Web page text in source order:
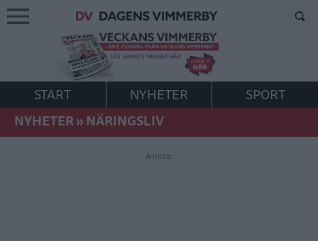
START NYHETER
SPORT
NYHETER»NÄRINGSLIV
Annons: